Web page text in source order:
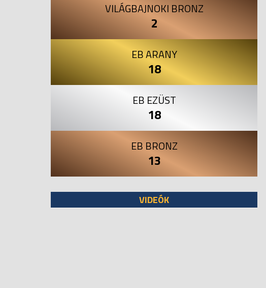
VILÁGBAJNOKI BRONZ
2
EB ARANY
18
EB EZÜST
18
EB BRONZ
13
VIDEÓK